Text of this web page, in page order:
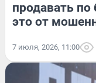
продавать
это от
7 июля, 2026, 11:00